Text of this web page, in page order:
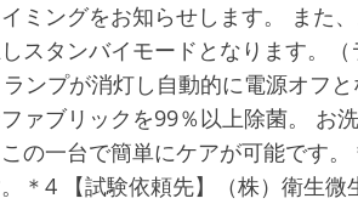
ミングをお知らせします。 また
スタンバイモードとなります。
ンプが消灯し自動的に電源オフ
ァブリックを99％以上除菌。 お
の一台で簡単にケアが可能です
＊4 【試験依頼先】（株）衛生